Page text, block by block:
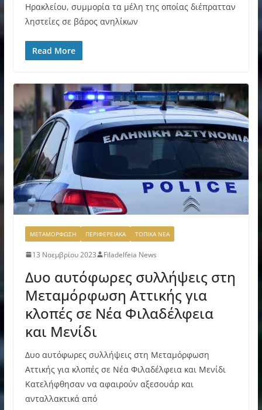
Ηρακλείου, συμμορία τα μέλη της οποίας διέπρατταν
ληστείες σε βάρος ανηλίκων
Read More
ΜΕΤΑΜΟΡΦΩΣΗ ΠΕΡΙΦΕΡΕΙΑΚΑ ΤΟΠΙΚΑ ΝΕΑ
13 Νοεμβρίου 2023 Filadelfeia News
Δυο αυτόφωρες συλλήψεις στη
Μεταμόρφωση Αττικής για
κλοπές σε Νέα Φιλαδέλφεια
και Μενίδι
Δυο αυτόφωρες συλλήψεις στη Μεταμόρφωση
Αττικής για κλοπές σε Νέα Φιλαδέλφεια και Μενίδι
Κατελήφθησαν να αφαιρούν αξεσουάρ και
ανταλλακτικά από